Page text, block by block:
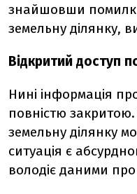
знайшовши
земельну ділянку,
Відкритий доступ
Нині інформація
повністю
земельну ділянку
ситуація є
володіє даними